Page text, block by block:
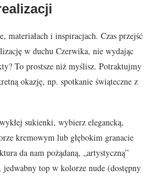
materiałach i inspiracjach. Czas przejść
w duchu Czerwika, nie wydając
To prostsze niż myślisz. Potraktujmy
okazję, np. spotkanie świąteczne z
sukienki, wybierz elegancką,
kremowym lub głębokim granacie
da nam pożądaną, „artystyczną”
jedwabny top w kolorze nude (dostępny